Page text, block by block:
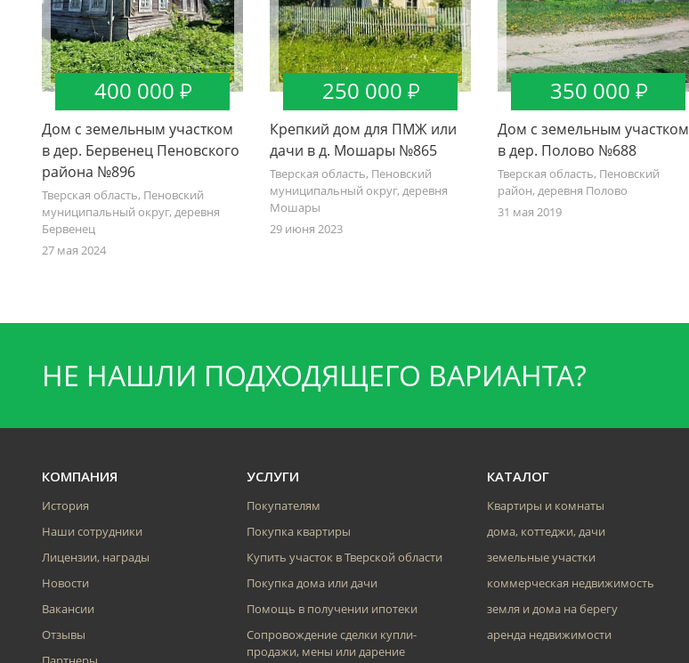
400 000
Дом с земельным участком
в дер. Бервенец Пеновского
района №896
Тверская область, Пеновский
муниципальный округ, деревня
Бервенец
27 мая 2024
250 000
Крепкий дом для ПМЖ или
дачи в д. Мошары №865
Тверская область, Пеновский
муниципальный округ, деревня
Мошары
29 июня 2023
350 000
Дом с земельным участком
в дер. Полово №688
Тверская область, Пеновский
район, деревня Полово
31 мая 2019
НЕ НАШЛИ ПОДХОДЯЩЕГО ВАРИАНТА?
КОМПАНИЯ
История
Наши сотрудники
Лицензии, награды
Новости
Вакансии
Отзывы
УСЛУГИ
Покупателям
Покупка квартиры
Купить участок в Тверской области
Покупка дома или дачи
Помощь в получении ипотеки
Сопровождение сделки купли-
продажи, мены или дарение
КАТАЛОГ
Квартиры и комнаты
дома, коттеджи, дачи
земельные участки
коммерческая недвижимость
земля и дома на берегу
аренда недвижимости